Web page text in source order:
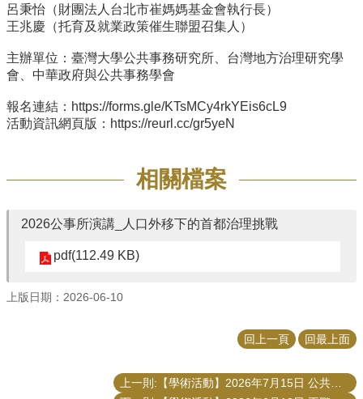
呂秉怡（財團法人台北市崔媽媽基金會執行長）
王兆慶（托育及就業政策催生聯盟召集人）
主辦單位：臺灣大學公共事務研究所、台灣地方治理研究學
會、 中華政府與公共事務學會
報名連結： https://forms.gle/KTsMCy4rkYEis6cL9
活動資訊網頁版： https://reurl.cc/gr5yeN
相關檔案
2026公事所演講_人口外移下的首都治理挑戰
pdf(112.49 KB)
上版日期：2026-06-10
回上一頁 回最上面